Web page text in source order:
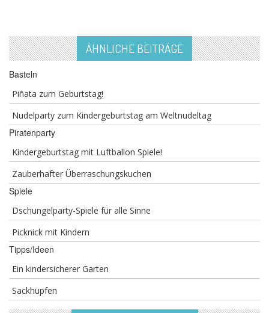
ÄHNLICHE BEITRÄGE
Basteln
Piñata zum Geburtstag!
Nudelparty zum Kindergeburtstag am Weltnudeltag
Piratenparty
Kindergeburtstag mit Luftballon Spiele!
Zauberhafter Überraschungskuchen
Spiele
Dschungelparty-Spiele für alle Sinne
Picknick mit Kindern
Tipps/Ideen
Ein kindersicherer Garten
Sackhüpfen